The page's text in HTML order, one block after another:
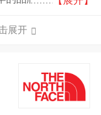
展开